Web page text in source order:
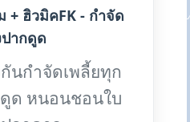
+ ฮิวมิคFK - กำจัด
ากดูด
นกำจัดเพลี้ยทุก
ด หนอนชอนใบ